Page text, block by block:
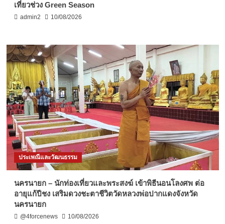
เที่ยวช่วง Green Season
admin2 10/08/2026
ประเพณีและวัฒนธรรม
นครนายก – นักท่องเที่ยวและพระสงฆ์ เข้าพิธีนอนโลงศพ ต่อ
อายุแก้ปีชง เสริมดวงชะตาชีวิตวัดหลวงพ่อปากแดงจังหวัด
นครนายก
@4forcenews 10/08/2026